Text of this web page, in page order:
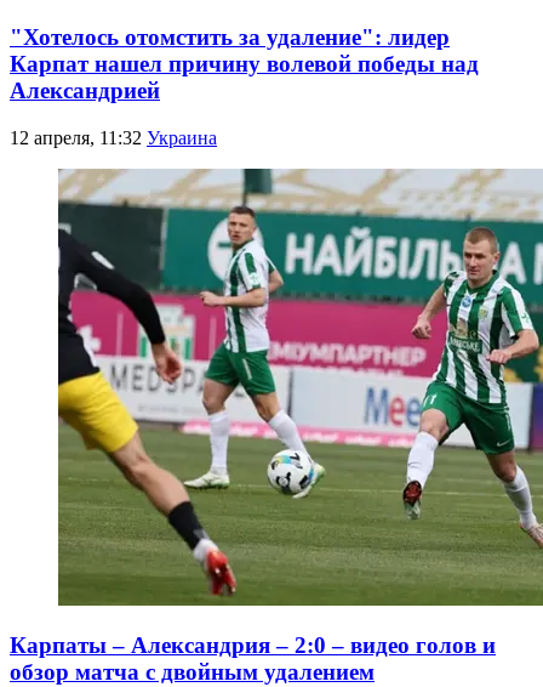
"Хотелось отомстить за удаление": лидер
Карпат нашел причину волевой победы над
Александрией
12 апреля, 11:32 Украина
Карпаты – Александрия – 2:0 – видео голов и
обзор матча с двойным удалением